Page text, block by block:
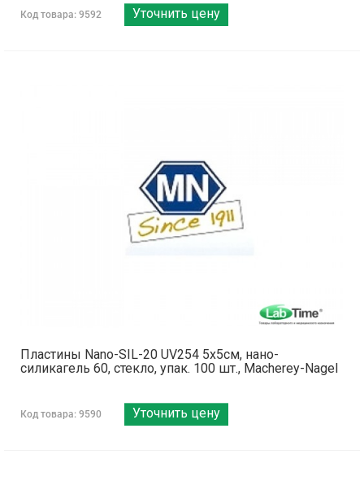
Код товара: 9592 Уточнить цену
Пластины Nano-SIL-20 UV254 5x5см, нано-
силикагель 60, стекло, упак. 100 шт., Macherey-Nagel
Код товара: 9590 Уточнить цену